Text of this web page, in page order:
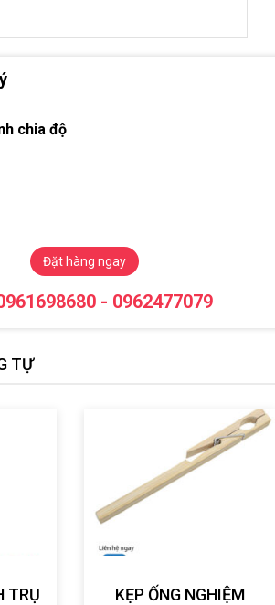
chia độ
Đặt hàng ngay
- 0962477079
TỰ
TRỤ KẸP ỐNG NGHIỆM